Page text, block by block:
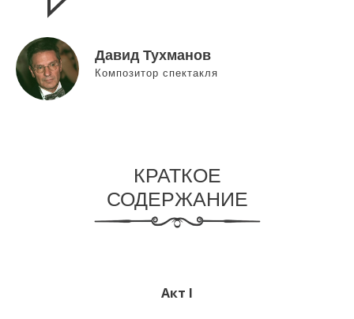
Давид Тухманов
Композитор спектакля
КРАТКОЕ
СОДЕРЖАНИЕ
Акт I